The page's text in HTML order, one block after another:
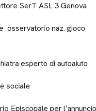
SerT ASL 3 Genova
osservatorio naz. gioco
esperto di autoaiuto
sociale
Episcopale per